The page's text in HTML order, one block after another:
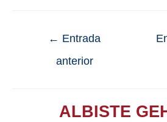
← Entrada
anterior
ALBISTE